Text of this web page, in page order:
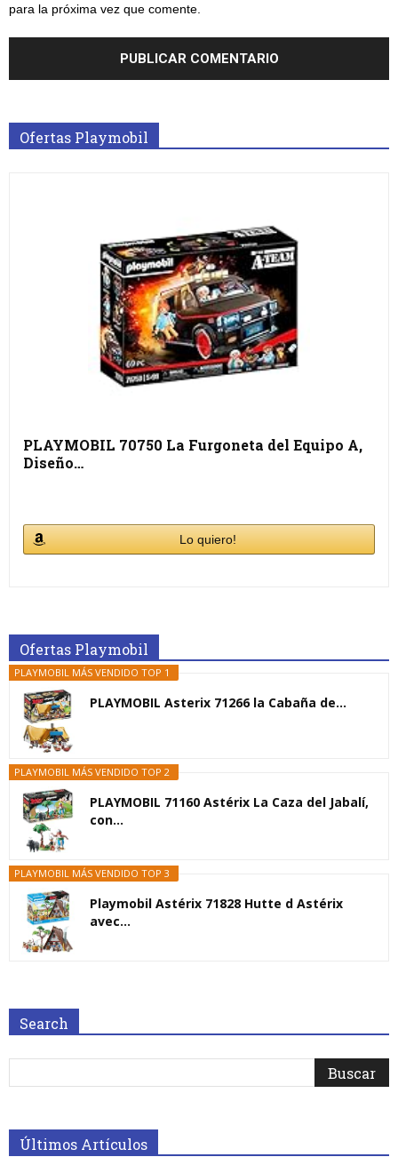
para la próxima vez que comente.
Ofertas Playmobil
PLAYMOBIL 70750 La Furgoneta del Equipo A,
Diseño…
Lo quiero!
Ofertas Playmobil
PLAYMOBIL MÁS VENDIDO TOP 1
PLAYMOBIL Asterix 71266 la Cabaña de...
PLAYMOBIL MÁS VENDIDO TOP 2
PLAYMOBIL 71160 Astérix La Caza del Jabalí,
con...
PLAYMOBIL MÁS VENDIDO TOP 3
Playmobil Astérix 71828 Hutte d Astérix
avec...
Search
Últimos Artículos